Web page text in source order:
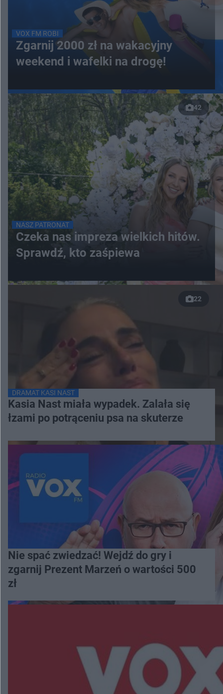
VOX FM ROBI
Zgarnij 2000 zł na wakacyjny
weekend i wafelki na drogę!
42
NASZ PATRONAT
Czeka nas impreza wielkich hitów.
Sprawdź, kto zaśpiewa
22
DRAMAT KASI NAST
Kasia Nast miała wypadek. Zalała się
łzami po potrąceniu psa na skuterze
Nie spać zwiedzać! Wejdź do gry i
zgarnij Prezent Marzeń o wartości 500
zł